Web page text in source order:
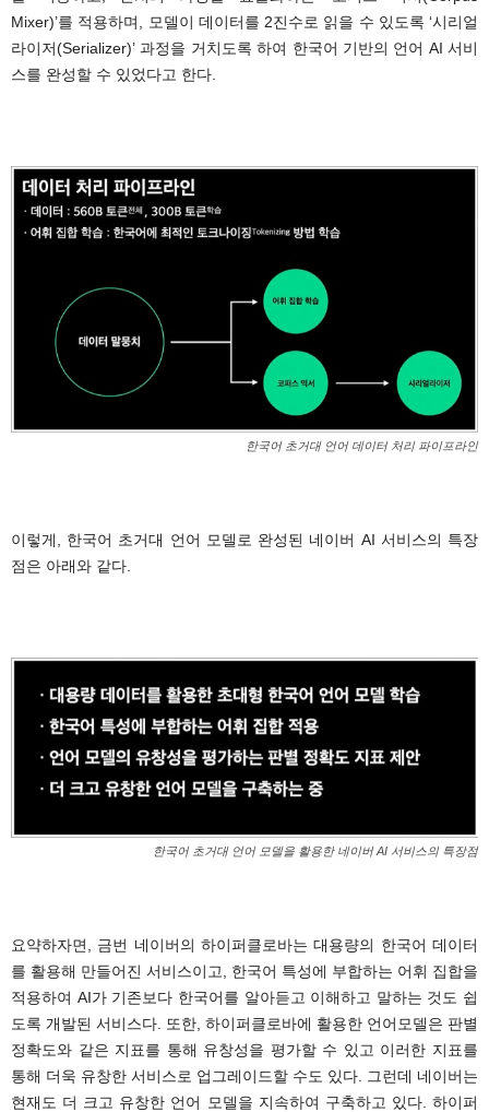
Mixer)’를 적용하며, 모델이 데이터를 2진수로 읽을 수 있도록 ‘시리얼
라이저(Serializer)’ 과정을 거치도록 하여 한국어 기반의 언어 AI 서비
스를 완성할 수 있었다고 한다.
한국어 초거대 언어 데이터 처리 파이프라인
이렇게, 한국어 초거대 언어 모델로 완성된 네이버 AI 서비스의 특장
점은 아래와 같다.
한국어 초거대 언어 모델을 활용한 네이버 AI 서비스의 특장점
요약하자면, 금번 네이버의 하이퍼클로바는 대용량의 한국어 데이터
를 활용해 만들어진 서비스이고, 한국어 특성에 부합하는 어휘 집합을
적용하여 AI가 기존보다 한국어를 알아듣고 이해하고 말하는 것도 쉽
도록 개발된 서비스다. 또한, 하이퍼클로바에 활용한 언어모델은 판별
정확도와 같은 지표를 통해 유창성을 평가할 수 있고 이러한 지표를
통해 더욱 유창한 서비스로 업그레이드할 수도 있다. 그런데 네이버는
현재도 더 크고 유창한 언어 모델을 지속하여 구축하고 있다. 하이퍼